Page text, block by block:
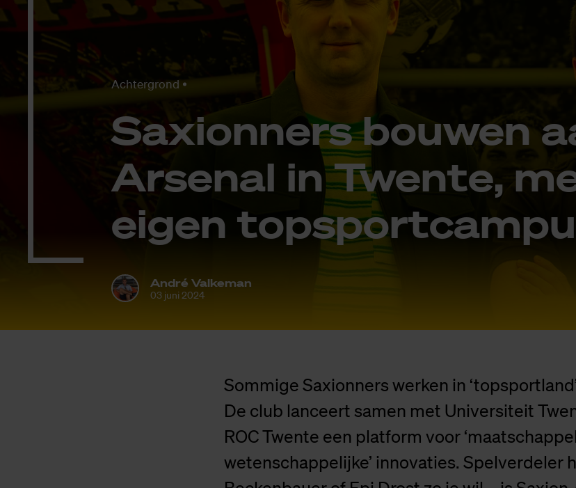
Achtergrond
Saxi­on­ners bou­wen
Ar­sen­al in Twen­te,
ei­gen
André Valkeman
03 juni 2024
Sommige Saxionners werken in
De club lanceert samen met Universiteit
ROC Twente een platform voor
wetenschappelijke’ innovaties. Spelverdeler